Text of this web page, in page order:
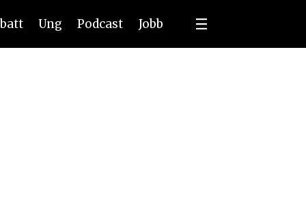
Ung Podcast Jobb